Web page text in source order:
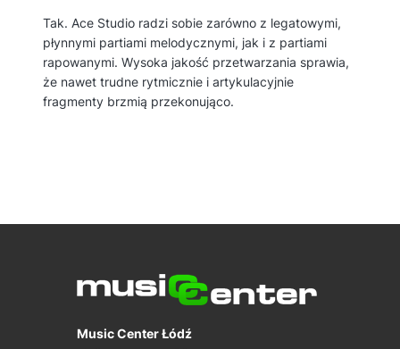
Tak. Ace Studio radzi sobie zarówno z legatowymi,
płynnymi partiami melodycznymi, jak i z partiami
rapowanymi. Wysoka jakość przetwarzania sprawia,
że nawet trudne rytmicznie i artykulacyjnie
fragmenty brzmią przekonująco.
Music Center Łódź